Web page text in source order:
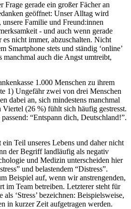
Frage gerade ein großer Fächer an
geöffnet: Unser Alltag wird
Familie und Freund:innen
- und auch wenn gerade
es nicht immer, abzuschalten. Nicht
Smartphone stets und ständig ‘online’
manchmal auch die Angst umtreibt,
1.000 Menschen zu ihrem
1) Ungefähr zwei von drei Menschen
dabei an, sich mindestens manchmal
Viertel (26 %) fühlt sich häufig gestresst.
“Entspann dich, Deutschland!”.
Teil unseres Lebens und daher nicht
der Begriff landläufig als negativ
und Medizin unterscheiden hier
und belastendem “Distress”.
Beispiel auf, wenn wir anstrengenden,
im Team betreiben. Letzterer steht für
‘Stress’ bezeichnen: Beispielsweise,
in kurzer Zeit aufgetragen werden.